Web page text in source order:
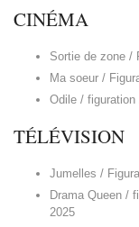
CINÉMA
Sortie de zone /
Ma soeur /
Odile / figuration
TÉLÉVISION
Jumelles /
Drama Queen /
2025